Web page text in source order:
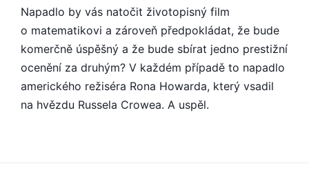
JE
GENIÁLNÍ
SCHIZOFRENIK
Napadlo by vás natočit životopisný film
o matematikovi a zároveň předpokládat, že bude
komerčně úspěšný a že bude sbírat jedno prestižní
ocenění za druhým? V každém případě to napadlo
amerického režiséra Rona Howarda, který vsadil
na hvězdu Russela Crowea. A uspěl.